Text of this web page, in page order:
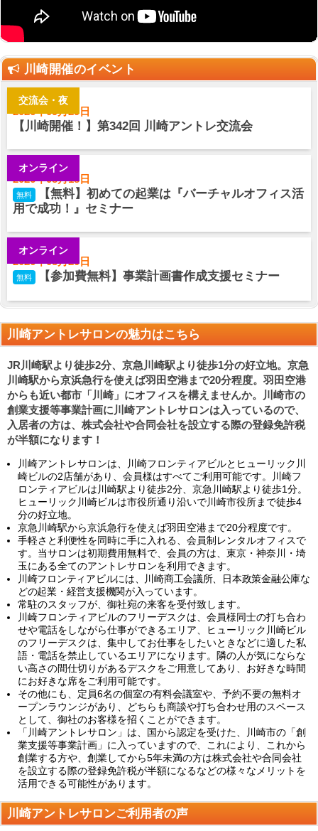
川崎開催のイベント
交流会・夜
2026年09月29日
【川崎開催！】第342回 川崎アントレ交流会
オンライン
2026年08月18日
無料
【無料】初めての起業は『バーチャルオフィス活
用で成功！』セミナー
オンライン
2026年08月20日
無料 【参加費無料】事業計画書作成支援セミナー
川崎アントレサロンの魅力はこちら
JR川崎駅より徒歩2分、京急川崎駅より徒歩1分の好立地。京急
川崎駅から京浜急行を使えば羽田空港まで20分程度。羽田空港
からも近い都市「川崎」にオフィスを構えませんか。川崎市の
創業支援等事業計画に川崎アントレサロンは入っているので、
入居者の方は、株式会社や合同会社を設立する際の登録免許税
が半額になります！
川崎アントレサロンは、川崎フロンティアビルとヒューリック川
崎ビルの2店舗があり、会員様はすべてご利用可能です。川崎フ
ロンティアビルは川崎駅より徒歩2分、京急川崎駅より徒歩1分。
ヒューリック川崎ビルは市役所通り沿いで川崎市役所まで徒歩4
分の好立地。
京急川崎駅から京浜急行を使えば羽田空港まで20分程度です。
手軽さと利便性を同時に手に入れる、会員制レンタルオフィスで
す。当サロンは初期費用無料で、会員の方は、東京・神奈川・埼
玉にある全てのアントレサロンを利用できます。
川崎フロンティアビルには、川崎商工会議所、日本政策金融公庫な
どの起業・経営支援機関が入っています。
常駐のスタッフが、御社宛の来客を受付致します。
川崎フロンティアビルのフリーデスクは、会員様同士の打ち合わ
せや電話をしながら仕事ができるエリア、ヒューリック川崎ビル
のフリーデスクは、集中してお仕事をしたいときなどに適した私
語・電話を禁止しているエリアになります。隣の人が気にならな
い高さの間仕切りがあるデスクをご用意してあり、お好きな時間
にお好きな席をご利用可能です。
その他にも、定員6名の個室の有料会議室や、予約不要の無料オ
ープンラウンジがあり、どちらも商談や打ち合わせ用のスペース
として、御社のお客様を招くことができます。
「川崎アントレサロン」は、国から認定を受けた、川崎市の「創
業支援等事業計画」に入っていますので、これにより、これから
創業する方や、創業してから5年未満の方は株式会社や合同会社
を設立する際の登録免許税が半額になるなどの様々なメリットを
活用できる可能性があります。
川崎アントレサロンご利用者の声